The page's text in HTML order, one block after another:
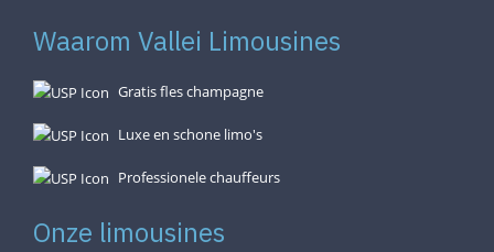
Waarom Vallei Limousines
Gratis fles champagne
Luxe en schone limo's
Professionele chauffeurs
Onze limousines